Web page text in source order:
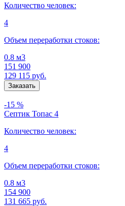
Количество человек:
4
Объем переработки стоков:
0.8 м3
151 900
129 115 руб.
-15 %
Септик Топас 4
Количество человек:
4
Объем переработки стоков:
0.8 м3
154 900
131 665 руб.